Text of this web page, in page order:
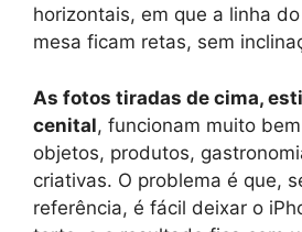
horizontais, em que a linha
mesa ficam retas, sem
As fotos tiradas de cima,
cenital, funcionam muito
objetos, produtos,
criativas. O problema é que,
referência, é fácil deixar o